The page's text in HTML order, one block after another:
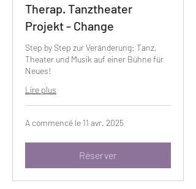
Therap. Tanztheater
Projekt - Change
Step by Step zur Veränderung: Tanz,
Theater und Musik auf einer Bühne für
Neues!
Lire plus
A commencé le 11 avr. 2025
Réserver